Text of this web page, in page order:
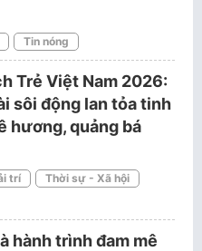
Tin nóng
Trẻ Việt Nam 2026:
sôi động lan tỏa tinh
hương, quảng bá
trí
Thời sự - Xã hội
hành trình đam mê